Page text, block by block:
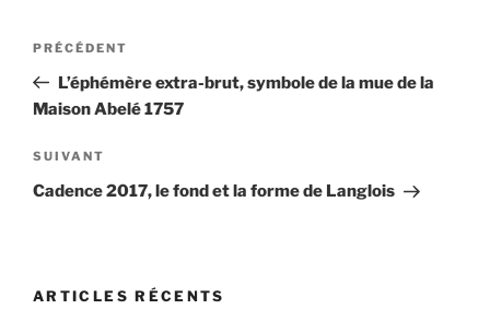
Navigation
l’article
Article
précédent
PRÉCÉDENT
L’éphémère extra-brut, symbole de la mue de la
Maison Abelé 1757
Article
suivant
SUIVANT
Cadence 2017, le fond et la forme de Langlois
ARTICLES RÉCENTS